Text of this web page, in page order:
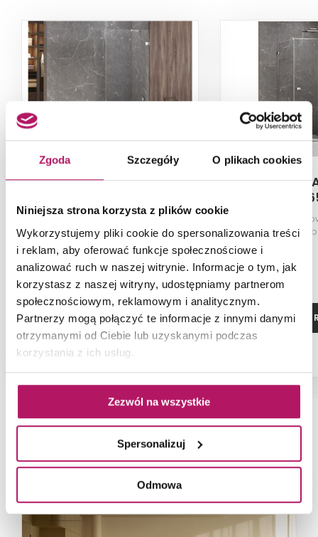
Zgoda Szczegóły O plikach cookies
Niniejsza strona korzysta z plików cookie
Wykorzystujemy pliki cookie do spersonalizowania treści
i reklam, aby oferować funkcje społecznościowe i
analizować ruch w naszej witrynie. Informacje o tym, jak
korzystasz z naszej witryny, udostępniamy partnerom
społecznościowym, reklamowym i analitycznym.
Partnerzy mogą połączyć te informacje z innymi danymi
otrzymanymi od Ciebie lub uzyskanymi podczas
korzystania z ich usług.
Zezwól na wszystkie
Spersonalizuj
Odmowa
New Trendy Avexa EXK-
Parawan nawannowy, wspornik
skośny, 80x150 cm
ZOBACZ PRODUKT
New Trendy
Kabina
przezroczyste,
ZOBACZ
NAJNOWSZE ARTYKUŁY